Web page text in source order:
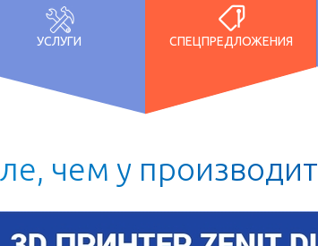
УСЛУГИ СПЕЦПРЕДЛОЖЕНИЯ
ле, чем у производит